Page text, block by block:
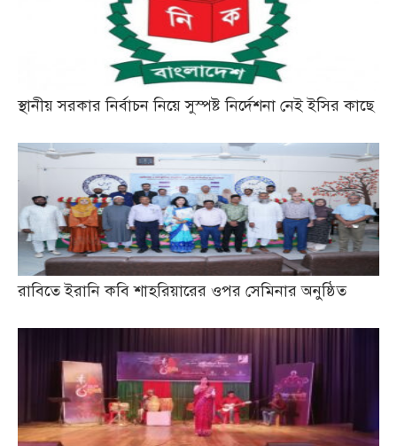
স্থানীয় সরকার নির্বাচন নিয়ে সুস্পষ্ট নির্দেশনা নেই ইসির কাছে
রাবিতে ইরানি কবি শাহরিয়ারের ওপর সেমিনার অনুষ্ঠিত